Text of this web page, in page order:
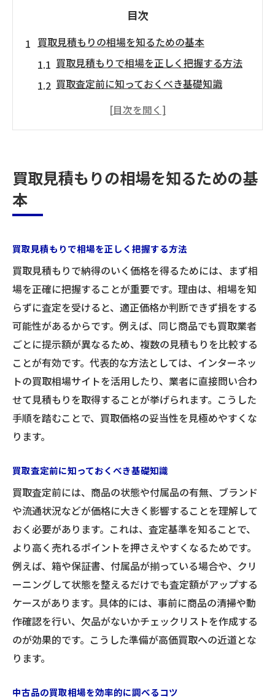
目次
買取見積もりの相場を知るための基本
買取見積もりで相場を正しく把握する方法
買取査定前に知っておくべき基礎知識
中古品の買取相場を効率的に調べるコツ
見積もり比較で納得の買取を実現するコツ
複数の買取見積もりを比較する際の注意点
オンライン査定と店舗買取のメリット比較
見積もり比較で損をしないポイントまとめ
高く売りたいなら買取査定の流れをチェック
買取査定の流れを事前に把握する重要性
査定前後の買取価格変動ポイント解説
中古品が高く売れるタイミングとコツ
出張買取やオンライン査定の流れを比較
買取査定で得する交渉術と注意点
納得価格を目指す買取のコツと注意点
買取できないものへの対処法を知ろう
希望額を伝えるべきか悩むときの判断基準
査定価格に納得するための確認ポイント
買取見積もりだけでもOKな活用法とは
買取見積もりだけの利用が役立つ理由
車査定シミュレーションの活用法を解説
見積もりだけ依頼する際の注意点とメリッ
ト
オンラインで簡単に買取見積もりを取得す
買取見積もりだけ依頼しても大丈夫なケー
買取見積もりの相場を知るための基
本
買取見積もりで相場を正しく把握する方法
買取見積もりで納得のいく価格を得るためには、まず相
場を正確に把握することが重要です。理由は、相場を知
らずに査定を受けると、適正価格か判断できず損をする
可能性があるからです。例えば、同じ商品でも買取業者
ごとに提示額が異なるため、複数の見積もりを比較する
ことが有効です。代表的な方法としては、インターネッ
トの買取相場サイトを活用したり、業者に直接問い合わ
せて見積もりを取得することが挙げられます。こうした
手順を踏むことで、買取価格の妥当性を見極めやすくな
ります。
買取査定前に知っておくべき基礎知識
買取査定前には、商品の状態や付属品の有無、ブランド
や流通状況などが価格に大きく影響することを理解して
おく必要があります。これは、査定基準を知ることで、
より高く売れるポイントを押さえやすくなるためです。
例えば、箱や保証書、付属品が揃っている場合や、クリ
ーニングして状態を整えるだけでも査定額がアップする
ケースがあります。具体的には、事前に商品の清掃や動
作確認を行い、欠品がないかチェックリストを作成する
のが効果的です。こうした準備が高価買取への近道とな
ります。
中古品の買取相場を効率的に調べるコツ